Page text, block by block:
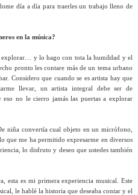
día a día para traerles un trabajo lleno de
en la música?
explorar… y lo hago con tota la humildad y el
pronto les contare más de un tema urbano
Considero que cuando se es artista hay que
llevar, un artista integral debe ser de
no le cierro jamás las puertas a explorar
niña convertía cual objeto en un micrófono,
que me ha permitido expresarme en diversos
lo disfruto y deseo que ustedes también
esta es mi primera experiencia musical. Este
le hablé la historia que deseaba contar y el